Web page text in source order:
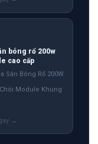
bóng rổ 200w
cao cấp
Sân Bóng Rổ 200W
Module Khung